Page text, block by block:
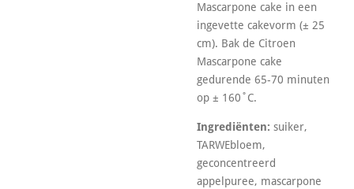
Mascarpone cake in een
ingevette cakevorm (± 25
cm). Bak de Citroen
Mascarpone cake
gedurende 65-70 minuten
op ± 160˚C.
Ingrediënten: suiker,
TARWEbloem,
geconcentreerd
appelpuree, mascarpone